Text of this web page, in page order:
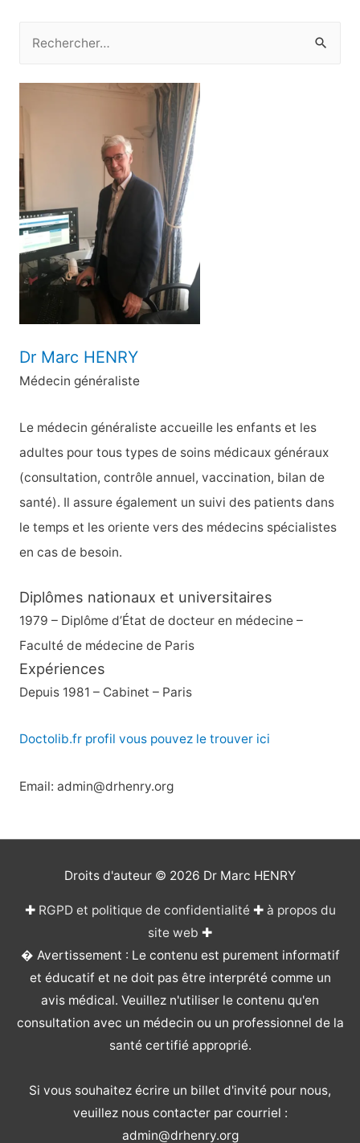
c
h
r
c
h
e
r
Dr Marc HENRY
Médecin généraliste
Le médecin généraliste accueille les enfants et les
adultes pour tous types de soins médicaux généraux
(consultation, contrôle annuel, vaccination, bilan de
santé). Il assure également un suivi des patients dans
le temps et les oriente vers des médecins spécialistes
en cas de besoin.
Diplômes nationaux et universitaires
1979 – Diplôme d’État de docteur en médecine –
Faculté de médecine de Paris
Expériences
Depuis 1981 – Cabinet – Paris
Doctolib.fr profil vous pouvez le trouver ici
Email: admin@drhenry.org
Droits d'auteur © 2026 Dr Marc HENRY
✚ RGPD et politique de confidentialité✚ à propos du
site web ✚
� Avertissement : Le contenu est purement informatif
et éducatif et ne doit pas être interprété comme un
avis médical. Veuillez n'utiliser le contenu qu'en
consultation avec un médecin ou un professionnel de la
santé certifié approprié.
Si vous souhaitez écrire un billet d'invité pour nous,
veuillez nous contacter par courriel :
admin@drhenry.org